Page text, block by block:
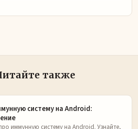
также
систему на Android:
иммунную систему на Android. Узнайте,